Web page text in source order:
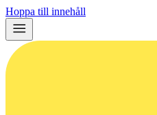
Hoppa till innehåll